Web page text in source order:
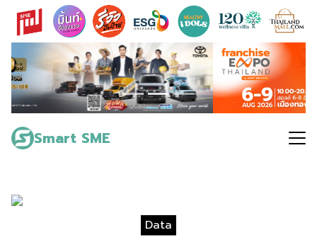
Skip
content
Smart SME
Search
for:
Data